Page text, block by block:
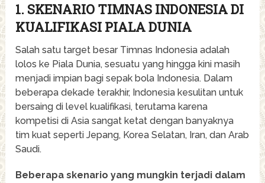
1. SKENARIO TIMNAS INDONESIA DI
KUALIFIKASI PIALA DUNIA
Salah satu target besar Timnas Indonesia adalah
lolos ke Piala Dunia, sesuatu yang hingga kini masih
menjadi impian bagi sepak bola Indonesia. Dalam
beberapa dekade terakhir, Indonesia kesulitan untuk
bersaing di level kualifikasi, terutama karena
kompetisi di Asia sangat ketat dengan banyaknya
tim kuat seperti Jepang, Korea Selatan, Iran, dan Arab
Saudi.
Beberapa skenario yang mungkin terjadi dalam